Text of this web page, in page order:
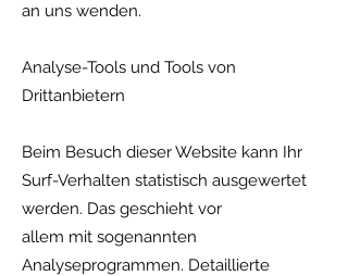
an uns wenden.
Analyse-Tools und Tools von
Drittanbietern
Beim Besuch dieser Website kann Ihr
Surf-Verhalten statistisch ausgewertet
werden. Das geschieht vor
allem mit sogenannten
Analyseprogrammen. Detaillierte